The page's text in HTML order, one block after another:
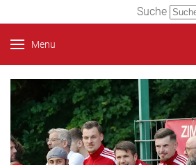
Suche
Menu